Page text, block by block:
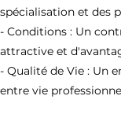
spécialisation et des
- Conditions : Un
attractive et
- Qualité de Vie : Un
entre vie